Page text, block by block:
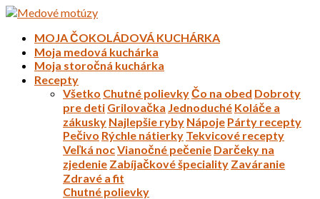
MOJA ČOKOLÁDOVÁ KUCHÁRKA
Moja medová kuchárka
Moja storočná kuchárka
Recepty
Všetko Chutné polievkyČo na obed Dobroty
pre deti Grilovačka Jednoduché Koláče a
zákusky Najlepšie ryby Nápoje Párty recepty
Pečivo Rýchle nátierky Tekvicové recepty
Veľká nocVianočné pečenie Darčeky na
zjedenie Zabíjačkové špeciality Zaváranie
Zdravé a fit
Chutné polievky